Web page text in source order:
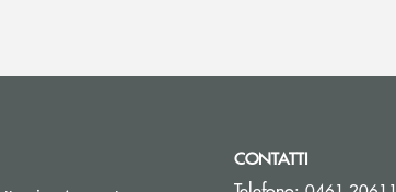
CONTATTI